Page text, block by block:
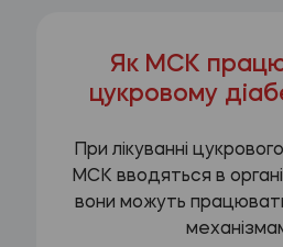
Як МСК
цукровому
При лікуванні
МСК вводяться в
вони можуть